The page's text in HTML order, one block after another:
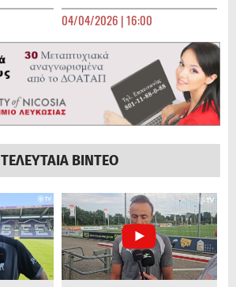
04/04/2026 | 16:00
ΤΕΛΕΥΤΑΙΑ ΒΙΝΤΕΟ